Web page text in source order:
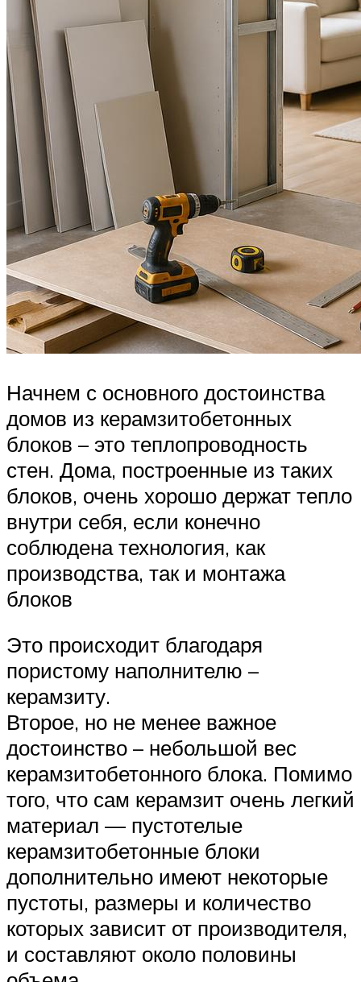
Начнем с основного достоинства
домов из керамзитобетонных
блоков – это теплопроводность
стен. Дома, построенные из таких
блоков, очень хорошо держат тепло
внутри себя, если конечно
соблюдена технология, как
производства, так и монтажа
блоков
Это происходит благодаря
пористому наполнителю –
керамзиту.
Второе, но не менее важное
достоинство – небольшой вес
керамзитобетонного блока. Помимо
того, что сам керамзит очень легкий
материал — пустотелые
керамзитобетонные блоки
дополнительно имеют некоторые
пустоты, размеры и количество
которых зависит от производителя,
и составляют около половины